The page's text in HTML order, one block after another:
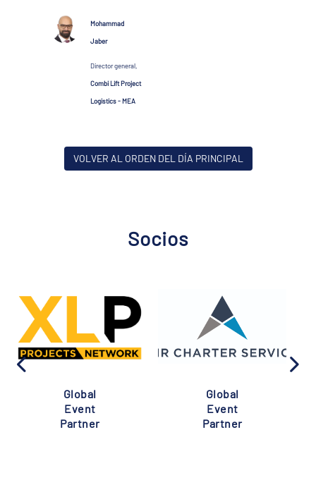
Mohammad
Jaber
Director general,
Combi Lift Project
Logistics - MEA
VOLVER AL ORDEN DEL DÍA PRINCIPAL
Socios
Global
Event
Partner
Global
Event
Partner